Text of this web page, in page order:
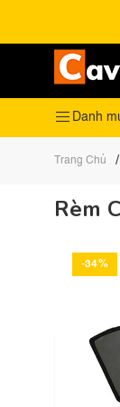
Danh
Trang Chủ /
Rèm
-34%